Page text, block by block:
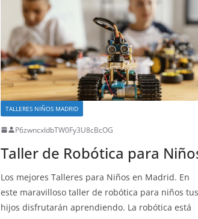
TALLERES NIÑOS MADRID
P6zwncxIdbTW0Fy3U8cBcOG
Taller de Robótica para
Los mejores Talleres para Niños en Madrid. En
este maravilloso taller de robótica para niños tus
hijos disfrutarán aprendiendo. La robótica está